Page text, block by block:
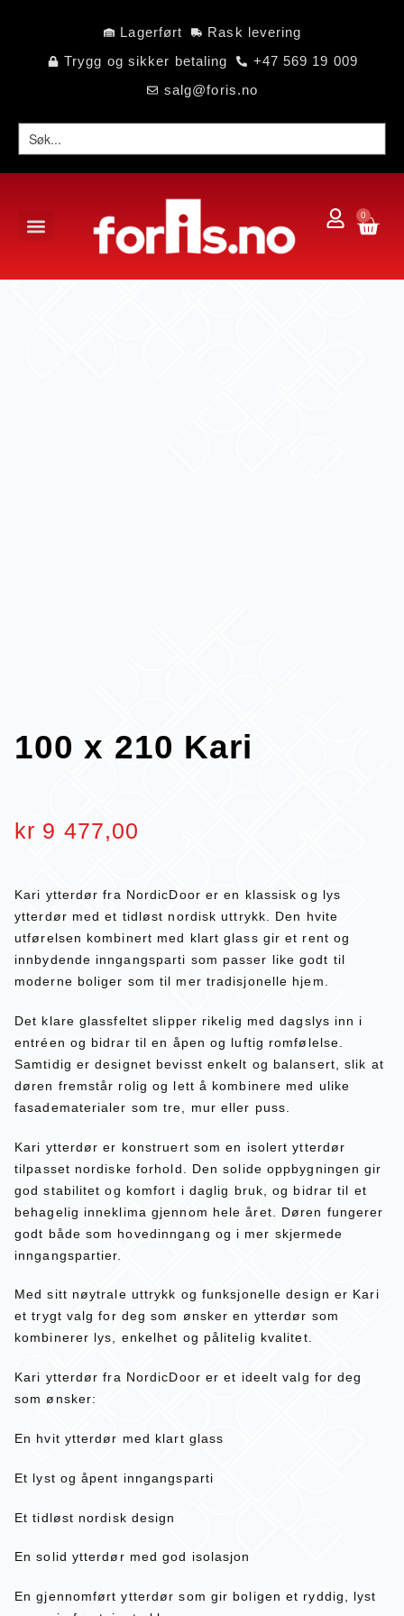
Lagerført
Rask levering
Trygg og sikker betaling
+47 569 19 009
salg@foris.no
0
100 x 210 Kari
kr 9 477,00
Kari ytterdør fra NordicDoor er en klassisk og lys
ytterdør med et tidløst nordisk uttrykk. Den hvite
utførelsen kombinert med klart glass gir et rent og
innbydende inngangsparti som passer like godt til
moderne boliger som til mer tradisjonelle hjem.
Det klare glassfeltet slipper rikelig med dagslys inn i
entréen og bidrar til en åpen og luftig romfølelse.
Samtidig er designet bevisst enkelt og balansert, slik at
døren fremstår rolig og lett å kombinere med ulike
fasadematerialer som tre, mur eller puss.
Kari ytterdør er konstruert som en isolert ytterdør
tilpasset nordiske forhold. Den solide oppbygningen gir
god stabilitet og komfort i daglig bruk, og bidrar til et
behagelig inneklima gjennom hele året. Døren fungerer
godt både som hovedinngang og i mer skjermede
inngangspartier.
Med sitt nøytrale uttrykk og funksjonelle design er Kari
et trygt valg for deg som ønsker en ytterdør som
kombinerer lys, enkelhet og pålitelig kvalitet.
Kari ytterdør fra NordicDoor er et ideelt valg for deg
som ønsker:
En hvit ytterdør med klart glass
Et lyst og åpent inngangsparti
Et tidløst nordisk design
En solid ytterdør med god isolasjon
En gjennomført ytterdør som gir boligen et ryddig, lyst